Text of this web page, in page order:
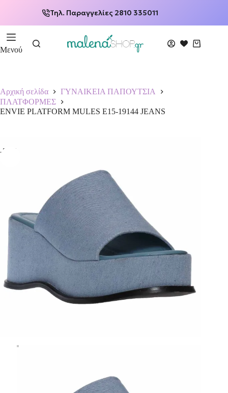
Τηλ. Παραγγελίες 2810 335011
Μενού
Αρχική σελίδα
ΓΥΝΑΙΚΕΙΑ ΠΑΠΟΥΤΣΙΑ
ΠΛΑΤΦΟΡΜΕΣ
ENVIE PLATFORM MULES E15-19144 JEANS
-50%